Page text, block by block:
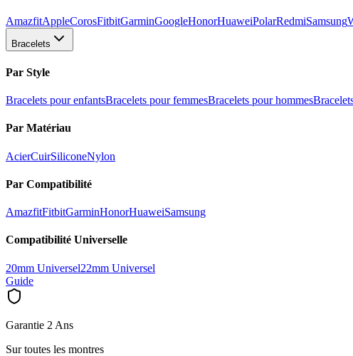
AmazfitAppleCorosFitbitGarminGoogleHonorHuaweiPolarRedmiSamsung
Bracelets
Par Style
Bracelets pour enfantsBracelets pour femmesBracelets pour hommes
Par Matériau
AcierCuirSiliconeNylon
Par Compatibilité
AmazfitFitbitGarminHonorHuaweiSamsung
Compatibilité Universelle
20mm Universel22mm Universel
Guide
Garantie 2 Ans
Sur toutes les montres